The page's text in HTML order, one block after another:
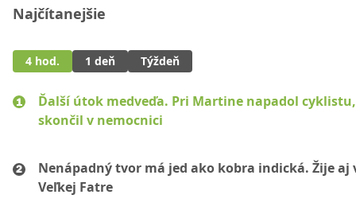
Najčítanejšie
4 hod. 1 deň Týždeň
Ďalší útok medveďa. Pri Martine napadol
skončil v nemocnici
Nenápadný tvor má jed ako kobra indická. Žije aj
Veľkej Fatre